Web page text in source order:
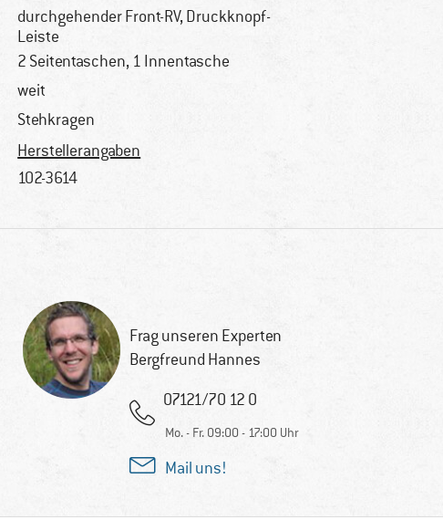
durchgehender Front-RV, Druckknopf-
Leiste
2 Seitentaschen, 1 Innentasche
weit
Stehkragen
Herstellerangaben
102-3614
Frag unseren Experten
Bergfreund Hannes
07121/70 12 0
Mo. - Fr. 09:00 - 17:00 Uhr
Mail uns!